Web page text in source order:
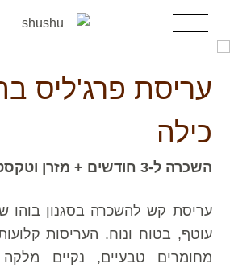
דלג
לניווט
לדלג
לתוכן
תפריט
עריסות מעוצבות למכירה
עריסה יד2
אודות shushu
צרי קשר
עריסת פרג'ליס
כילה
השכרה ל-3 חודשים + מזרן וטקסטיל חדש
עריסת קש להשכרה בסגנון בוהו
עוטף, בטוח ונוח. העריסות
מחומרים טבעיים, נקיים